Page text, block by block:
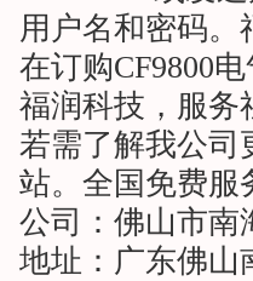
用户名和密码。
在订购CF9800
福润科技，服务
若需了解我公司
站。全国免费服
公司：佛山市南
地址：广东佛山